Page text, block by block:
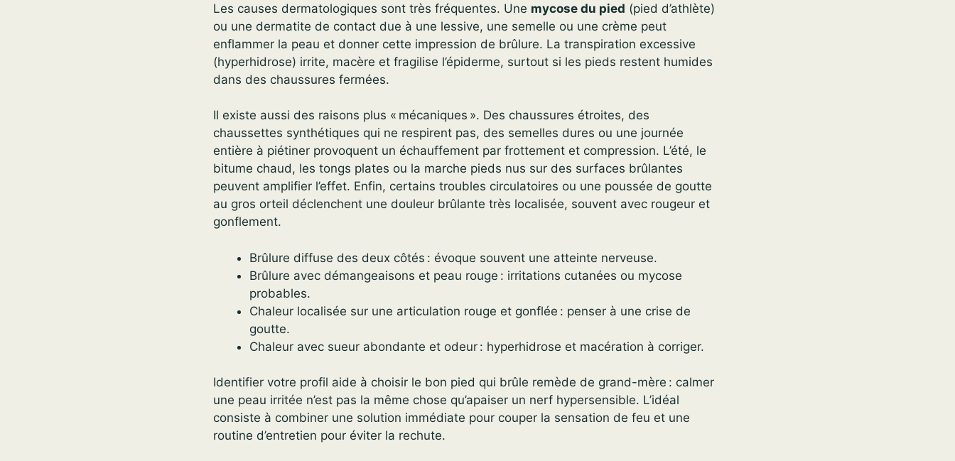
Les causes dermatologiques sont très fréquentes. Une mycose du pied (pied d’athlète)
ou une dermatite de contact due à une lessive, une semelle ou une crème peut
enflammer la peau et donner cette impression de brûlure. La transpiration excessive
(hyperhidrose) irrite, macère et fragilise l’épiderme, surtout si les pieds restent humides
dans des chaussures fermées.
Il existe aussi des raisons plus « mécaniques ». Des chaussures étroites, des
chaussettes synthétiques qui ne respirent pas, des semelles dures ou une journée
entière à piétiner provoquent un échauffement par frottement et compression. L’été, le
bitume chaud, les tongs plates ou la marche pieds nus sur des surfaces brûlantes
peuvent amplifier l’effet. Enfin, certains troubles circulatoires ou une poussée de goutte
au gros orteil déclenchent une douleur brûlante très localisée, souvent avec rougeur et
gonflement.
Brûlure diffuse des deux côtés : évoque souvent une atteinte nerveuse.
Brûlure avec démangeaisons et peau rouge : irritations cutanées ou mycose
probables.
Chaleur localisée sur une articulation rouge et gonflée : penser à une crise de
goutte.
Chaleur avec sueur abondante et odeur : hyperhidrose et macération à corriger.
Identifier votre profil aide à choisir le bon pied qui brûle remède de grand-mère : calmer
une peau irritée n’est pas la même chose qu’apaiser un nerf hypersensible. L’idéal
consiste à combiner une solution immédiate pour couper la sensation de feu et une
routine d’entretien pour éviter la rechute.